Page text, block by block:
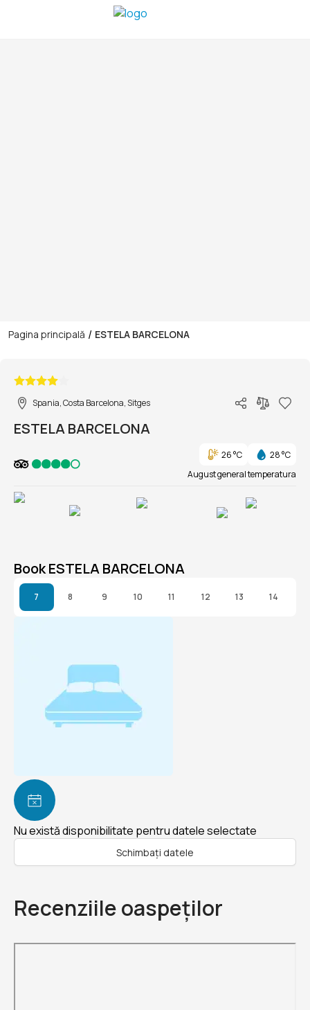
Pagina principală / ESTELA BARCELONA
Spania, Costa Barcelona, Sitges
ESTELA BARCELONA
26 °C
28 °C
August general temperatura
Book ESTELA BARCELONA
7 8 9 10 11 12 13 14
Nu există disponibilitate pentru datele selectate
Schimbați datele
Recenziile oaspeților